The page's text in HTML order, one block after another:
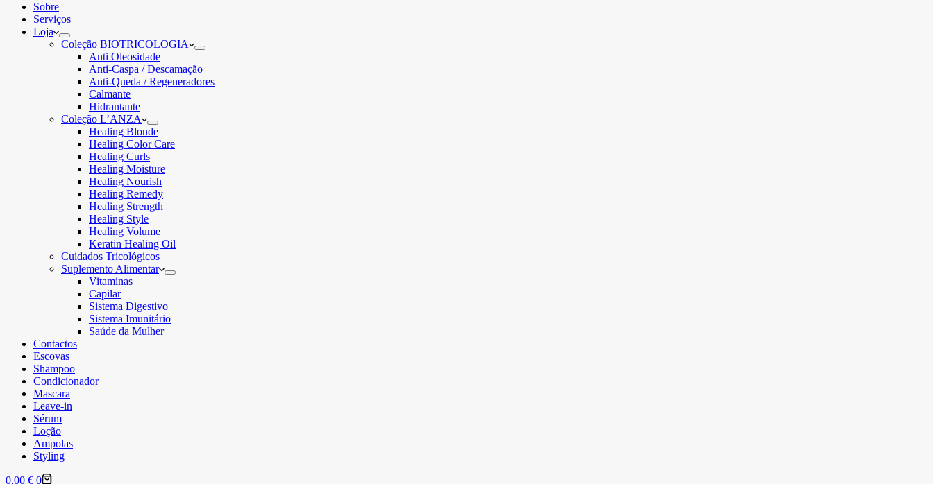
Sobre
Serviços
Loja
Coleção BIOTRICOLOGIA
Anti Oleosidade
Anti-Caspa / Descamação
Anti-Queda / Regeneradores
Calmante
Hidrantante
Coleção L’ANZA
Healing Blonde
Healing Color Care
Healing Curls
Healing Moisture
Healing Nourish
Healing Remedy
Healing Strength
Healing Style
Healing Volume
Keratin Healing Oil
Cuidados Tricológicos
Suplemento Alimentar
Vitaminas
Capilar
Sistema Digestivo
Sistema Imunitário
Saúde da Mulher
Contactos
Escovas
Shampoo
Condicionador
Mascara
Leave-in
Sérum
Loção
Ampolas
Styling
Carrinho
0,00 € 0